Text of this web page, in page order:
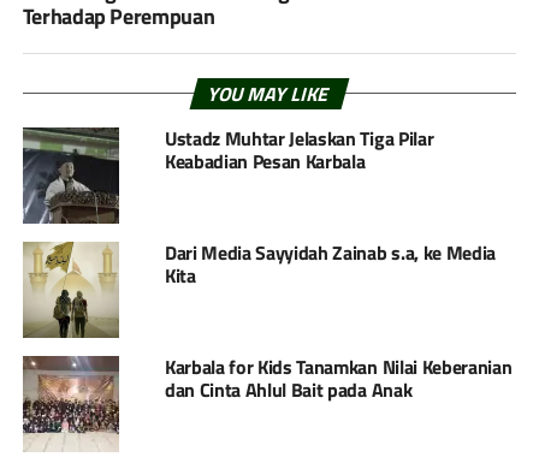
Terhadap Perempuan
YOU MAY LIKE
Ustadz Muhtar Jelaskan Tiga Pilar
Keabadian Pesan Karbala
Dari Media Sayyidah Zainab s.a, ke Media
Kita
Karbala for Kids Tanamkan Nilai Keberanian
dan Cinta Ahlul Bait pada Anak